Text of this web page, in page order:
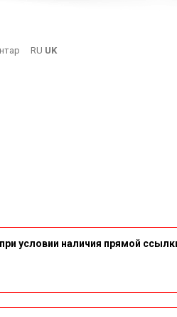
RU UK
условии наличия прямой